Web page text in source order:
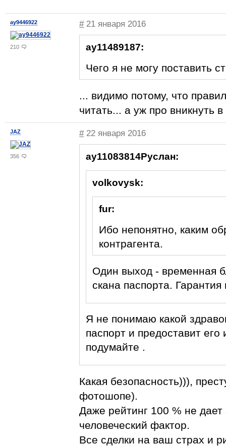
ay9446922
210
#21 января 2016
ay11489187:
Чего я не могу поставить
... видимо потому, что
читать... а уж про вникнуть
JAZ
356
#22 января 2016
ay11083814Руслан:
volkovysk:
fur:
Ибо непонятно, каким
контрагента.
Один выход - временная
скана паспорта.
Я не понимаю какой
паспорт и предоставит
подумайте .
Какая безопасность))),
фотошопе).
Даже рейтинг 100 % не
человеческий фактор.
Все сделки на ваш страх и